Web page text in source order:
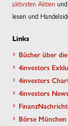
aktivsten Aktien
lesen und
Links
Bücher über
4investors
4investors
4investors
Börse München